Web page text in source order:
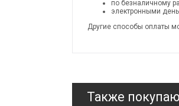
по безналичному
электронными
Другие способы оплаты
Также